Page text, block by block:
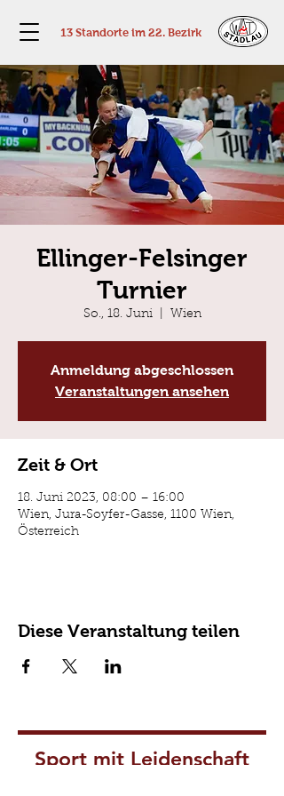
13 Standorte im 22. Bezirk
Ellinger-Felsinger
Turnier
So., 18. Juni
  |
Wien
Anmeldung abgeschlossen
Veranstaltungen ansehen
Zeit & Ort
18. Juni 2023, 08:00 – 16:00
Wien, Jura-Soyfer-Gasse, 1100 Wien,
Österreich
Diese Veranstaltung teilen
Sport mit Leidenschaft